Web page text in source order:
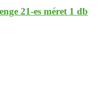
21-es méret 1 db